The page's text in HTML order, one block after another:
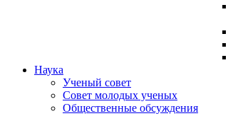
Наука
Ученый совет
Совет молодых ученых
Общественные обсуждения